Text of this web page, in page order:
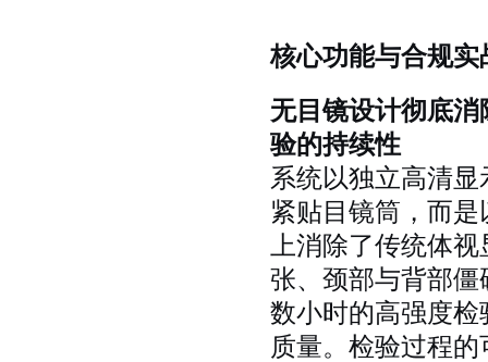
核心功能与合规实
无目镜设计彻底
验的持续性
系统以独立高清
紧贴目镜筒，而
上消除了传统体
张、颈部与背部
数小时的高强度
质量。检验过程